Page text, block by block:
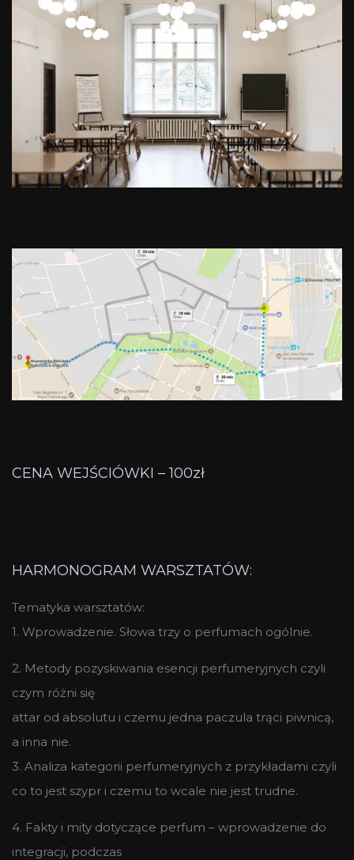
CENA WEJŚCIÓWKI – 100zł
HARMONOGRAM WARSZTATÓW:
Tematyka warsztatów:
1. Wprowadzenie. Słowa trzy o perfumach ogólnie.
2. Metody pozyskiwania esencji perfumeryjnych czyli
czym różni się
attar od absolutu i czemu jedna paczula trąci piwnicą,
a inna nie.
3. Analiza kategorii perfumeryjnych z przykładami czyli
co to jest szypr i czemu to wcale nie jest trudne.
4. Fakty i mity dotyczące perfum – wprowadzenie do
integracji, podczas